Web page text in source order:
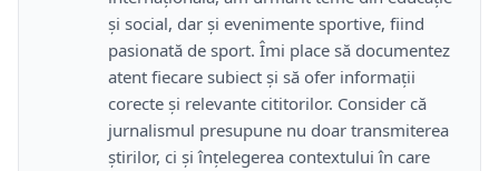
și social, dar și evenimente sportive, fiind
pasionată de sport. Îmi place să documentez
atent fiecare subiect și să ofer informații
corecte și relevante cititorilor. Consider că
jurnalismul presupune nu doar transmiterea
știrilor, ci și înțelegerea contextului în care